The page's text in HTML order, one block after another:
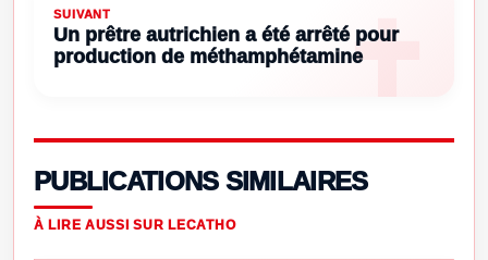
SUIVANT
Un prêtre autrichien a été arrêté pour
production de méthamphétamine
PUBLICATIONS SIMILAIRES
À LIRE AUSSI SUR LECATHO